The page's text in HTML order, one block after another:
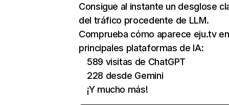
Consigue al instante un desglose
del tráfico procedente de LLM.
Comprueba cómo aparece eju.tv
principales plataformas de IA:
589 visitas de ChatGPT
228 desde Gemini
¡Y mucho más!